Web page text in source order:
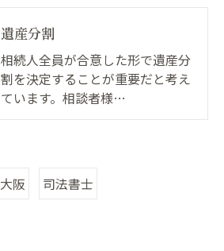
遺産分割
相続人全員が合意した形で遺産分
割を決定することが重要だと考え
ています。相談者様…
大阪 司法書士